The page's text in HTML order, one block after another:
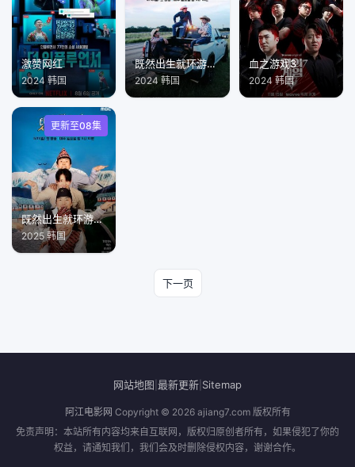
激赞网红
2024 韩国
既然出生就环游音乐
2024 韩国
血之游戏3
2024 韩国
更新至08集
既然出生就环游世界4
2025 韩国
下一页
网站地图 最新更新 Sitemap
阿江电影网 Copyright © 2026 ajiang7.com 版权所有
免责声明：本站所有内容均来自互联网，版权归原创者所有，如果侵犯了你的
权益，请通知我们，我们会及时删除侵权内容，谢谢合作。